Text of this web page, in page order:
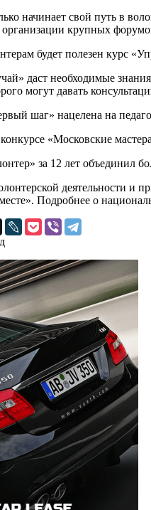
начинает свой путь в
крупных
будет полезен курс
даст необходимые
могут давать
шаг» нацелена на
«Московские
за 12 лет объединил
деятельности и
Подробнее о